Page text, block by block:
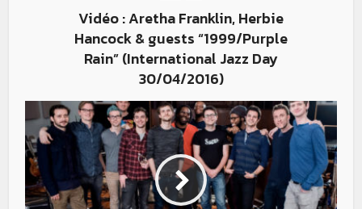
Vidéo : Aretha Franklin, Herbie
Hancock & guests “1999/Purple
Rain” (International Jazz Day
30/04/2016)